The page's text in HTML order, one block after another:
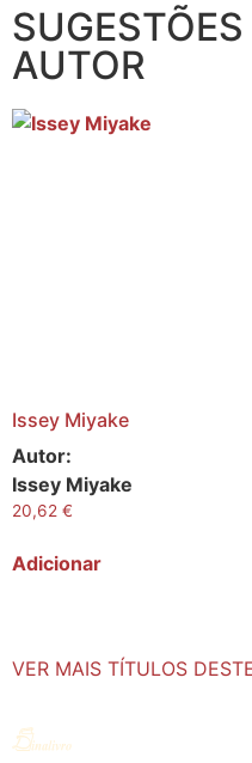
AUTOR
Issey Miyake
Autor:
Issey Miyake
20,62 €
Adicionar
VER MAIS TÍTULOS